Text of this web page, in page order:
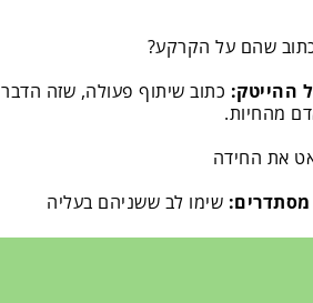
שהם על הקרקע?
ההייטק: כתוב שיתוף פעולה, שזה הדבר
מהחיות.
את החידה
שימו לב ששניהם בעליה